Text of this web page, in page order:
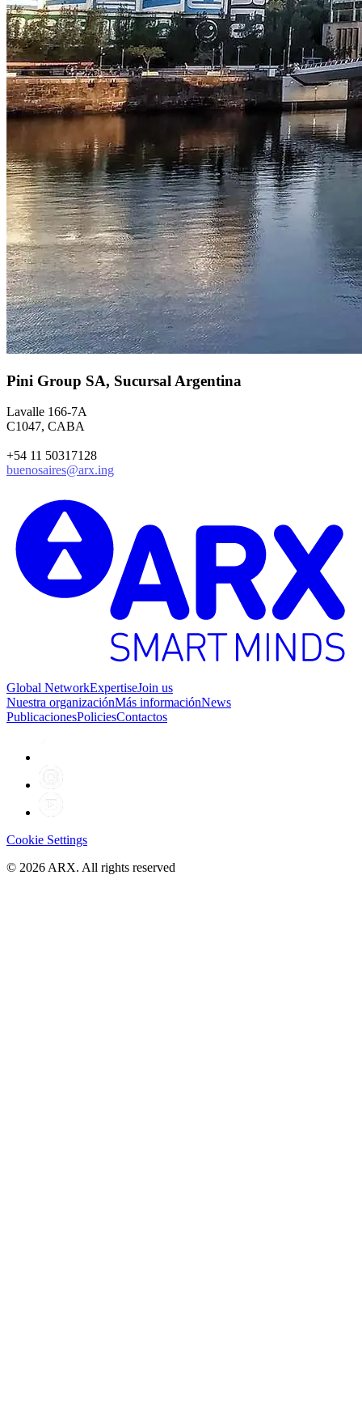
Pini Group SA, Sucursal Argentina
Lavalle 166-7A
C1047, CABA
+54 11 50317128
buenosaires@arx.ing
Global NetworkExpertiseJoin us
Nuestra organizaciónMás informaciónNews
PublicacionesPoliciesContactos
Cookie Settings
© 2026 ARX. All rights reserved